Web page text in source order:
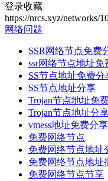
登录收藏
https://nrcs.xyz/networks/
网络问题
SSR网络节点免费
ssr网络节点地址免
SS节点地址免费分
SS节点地址分享
Trojan节点地址免
Trojan节点地址分
vmess地址免费分享
免费网络节点
免费网络节点地址
免费网络节点地址
免费网络节点节享